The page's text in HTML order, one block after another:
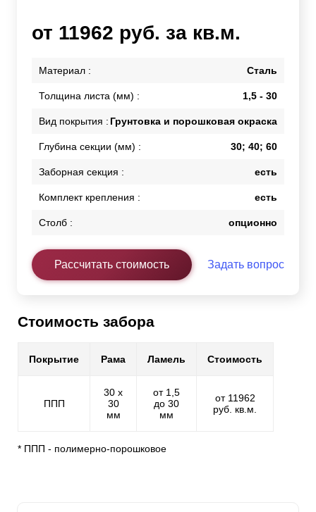
от 11962 руб. за кв.м.
Материал : Сталь
Толщина листа (мм) : 1,5 - 30
Вид покрытия : Грунтовка и порошковая окраска
Глубина секции (мм) : 30; 40; 60
Заборная секция : есть
Комплект крепления : есть
Столб : опционно
Рассчитать стоимость Задать вопрос
Стоимость забора
Покрытие Рама Ламель Стоимость
ППП
30 х
30
мм
от 1,5
до 30
мм
от 11962
руб. кв.м.
* ППП - полимерно-порошковое